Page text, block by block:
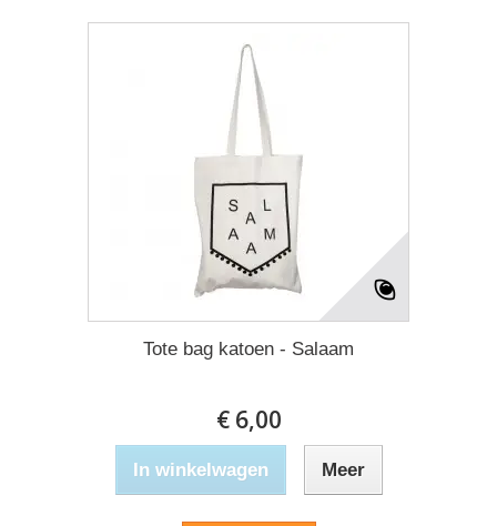
Tote bag katoen - Salaam
€ 6,00
In winkelwagen Meer